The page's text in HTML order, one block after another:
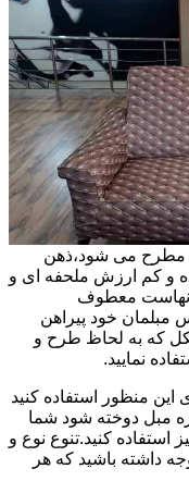
مطرح می شود،ذهن
و کم ارزش ملحفه ای و
معطوف
مبلمان خود پیراهن
که به لحاظ طرح و
نمایید.
این منظور استفاده کنید
مبل دوخته شود شما
استفاده کنید.تنوع نوع و
داشته باشید که هر